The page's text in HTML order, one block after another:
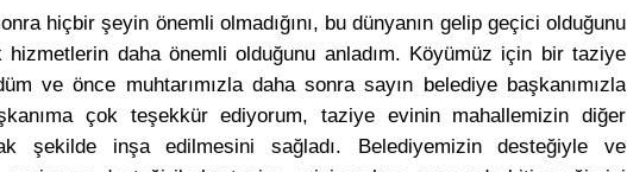
hiçbir şeyin önemli olmadığını, bu dünyanın gelip geçici olduğunu
hizmetlerin daha önemli olduğunu anladım. Köyümüz için bir taziye
ve önce muhtarımızla daha sonra sayın belediye başkanımızla
çok teşekkür ediyorum, taziye evinin mahallemizin diğer
şekilde inşa edilmesini sağladı. Belediyemizin desteğiyle ve